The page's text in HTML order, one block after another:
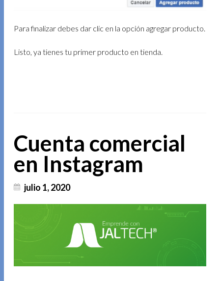
Para finalizar debes dar clic en la opción agregar producto.
Listo, ya tienes tu primer producto en tienda.
Cuenta comercial
en Instagram
julio 1, 2020